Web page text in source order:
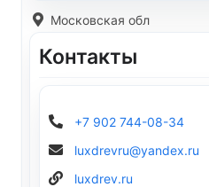
Московская обл
Контакты
+7 902 744-08-34
luxdrevru@yandex.ru
luxdrev.ru